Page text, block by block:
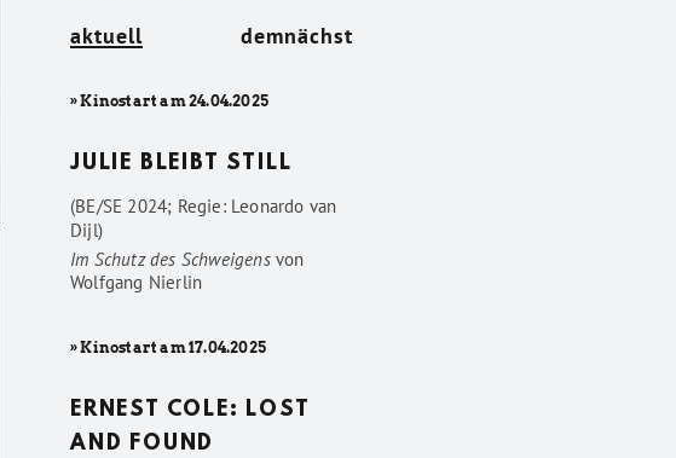
aktuell demnächst
» Kinostart am 24.04.2025
JULIE BLEIBT STILL
(BE/SE 2024; Regie: Leonardo van
Dijl)
Im Schutz des Schweigensvon
Wolfgang Nierlin
» Kinostart am 17.04.2025
ERNEST COLE: LOST
AND FOUND